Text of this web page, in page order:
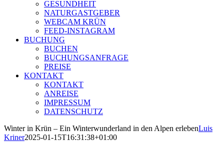
GESUNDHEIT
NATURGASTGEBER
WEBCAM KRÜN
FEED-INSTAGRAM
BUCHUNG
BUCHEN
BUCHUNGSANFRAGE
PREISE
KONTAKT
KONTAKT
ANREISE
IMPRESSUM
DATENSCHUTZ
Winter in Krün – Ein Winterwunderland in den Alpen erlebenLuis
Kriner2025-01-15T16:31:38+01:00